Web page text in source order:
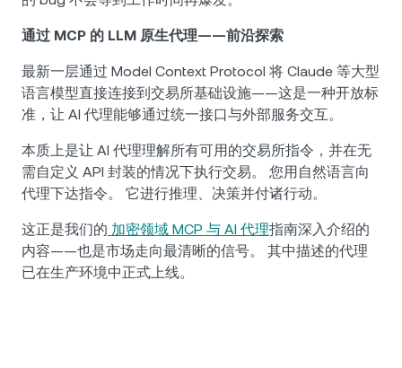
通过 MCP 的 LLM 原生代理——前沿探索
最新一层通过 Model Context Protocol 将 Claude 等大型
语言模型直接连接到交易所基础设施——这是一种开放标
准，让 AI 代理能够通过统一接口与外部服务交互。
本质上是让 AI 代理理解所有可用的交易所指令，并在无
需自定义 API 封装的情况下执行交易。 您用自然语言向
代理下达指令。 它进行推理、决策并付诸行动。
这正是我们的 加密领域 MCP 与 AI 代理指南深入介绍的
内容——也是市场走向最清晰的信号。 其中描述的代理
已在生产环境中正式上线。